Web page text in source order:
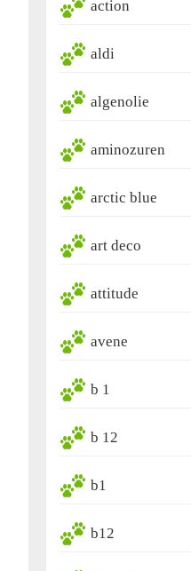
action
aldi
algenolie
aminozuren
arctic blue
art deco
attitude
avene
b 1
b 12
b1
b12